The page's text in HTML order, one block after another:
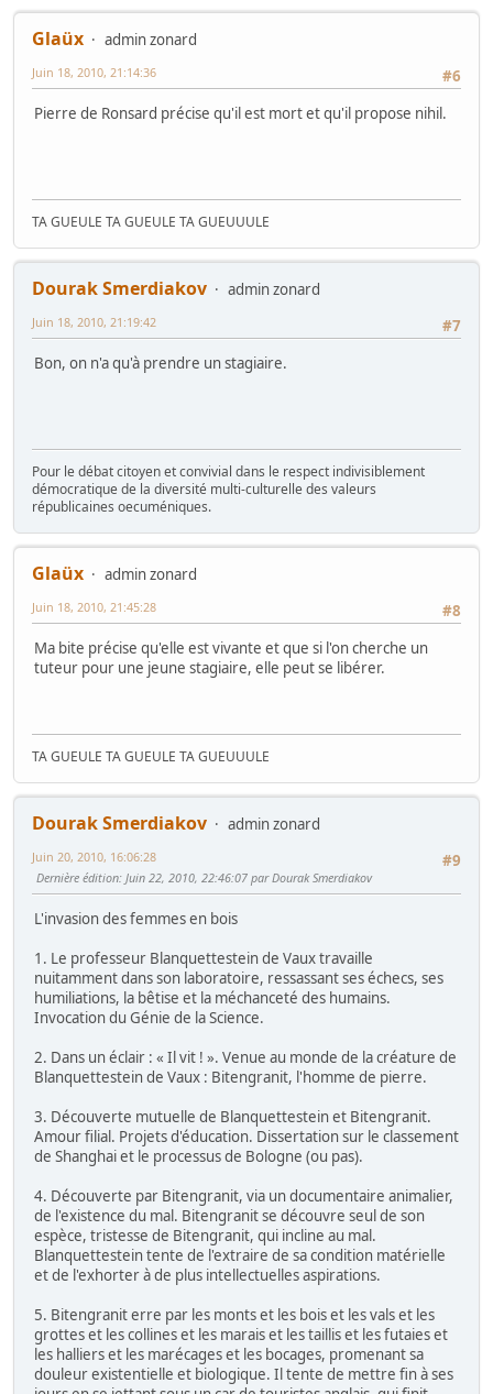
Glaüx
admin zonard
#6
Juin 18, 2010, 21:14:36
Pierre de Ronsard précise qu'il est mort et qu'il propose nihil.
TA GUEULE TA GUEULE TA GUEUUULE
Dourak Smerdiakov
admin zonard
#7
Juin 18, 2010, 21:19:42
Bon, on n'a qu'à prendre un stagiaire.
Pour le débat citoyen et convivial dans le respect indivisiblement
démocratique de la diversité multi-culturelle des valeurs
républicaines oecuméniques.
Glaüx
admin zonard
#8
Juin 18, 2010, 21:45:28
Ma bite précise qu'elle est vivante et que si l'on cherche un
tuteur pour une jeune stagiaire, elle peut se libérer.
TA GUEULE TA GUEULE TA GUEUUULE
Dourak Smerdiakov
admin zonard
#9
Juin 20, 2010, 16:06:28
Dernière édition: Juin 22, 2010, 22:46:07 par Dourak Smerdiakov
L'invasion des femmes en bois
1. Le professeur Blanquettestein de Vaux travaille
nuitamment dans son laboratoire, ressassant ses échecs, ses
humiliations, la bêtise et la méchanceté des humains.
Invocation du Génie de la Science.
2. Dans un éclair : « Il vit ! ». Venue au monde de la créature de
Blanquettestein de Vaux : Bitengranit, l'homme de pierre.
3. Découverte mutuelle de Blanquettestein et Bitengranit.
Amour filial. Projets d'éducation. Dissertation sur le classement
de Shanghai et le processus de Bologne (ou pas).
4. Découverte par Bitengranit, via un documentaire animalier,
de l'existence du mal. Bitengranit se découvre seul de son
espèce, tristesse de Bitengranit, qui incline au mal.
Blanquettestein tente de l'extraire de sa condition matérielle
et de l'exhorter à de plus intellectuelles aspirations.
5. Bitengranit erre par les monts et les bois et les vals et les
grottes et les collines et les marais et les taillis et les futaies et
les halliers et les marécages et les bocages, promenant sa
douleur existentielle et biologique. Il tente de mettre fin à ses